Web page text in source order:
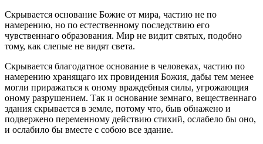
Скрывается основание Божие от мира, частию не по
намерению, но по естественному последствию его
чувственнаго образования. Мир не видит святых, подобно
тому, как слепые не видят света.
Скрывается благодатное основание в человеках, частию по
намерению хранящаго их провидения Божия, дабы тем менее
могли приражаться к оному враждебныя силы, угрожающия
оному разрушением. Так и основание земнаго, вещественнаго
здания скрывается в земле, потому что, быв обнажено и
подвержено переменному действию стихий, ослабело бы оно,
и ослабило бы вместе с собою все здание.